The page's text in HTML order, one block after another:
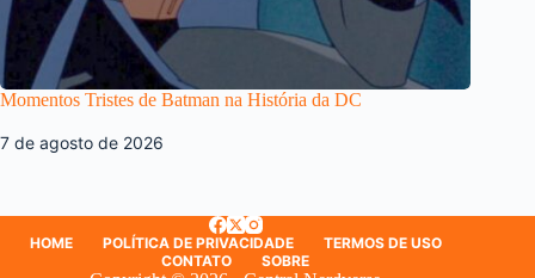
Momentos Tristes de Batman na História da DC
7 de agosto de 2026
HOME POLÍTICA DE PRIVACIDADE
TERMOS DE USO
CONTATO
SOBRE